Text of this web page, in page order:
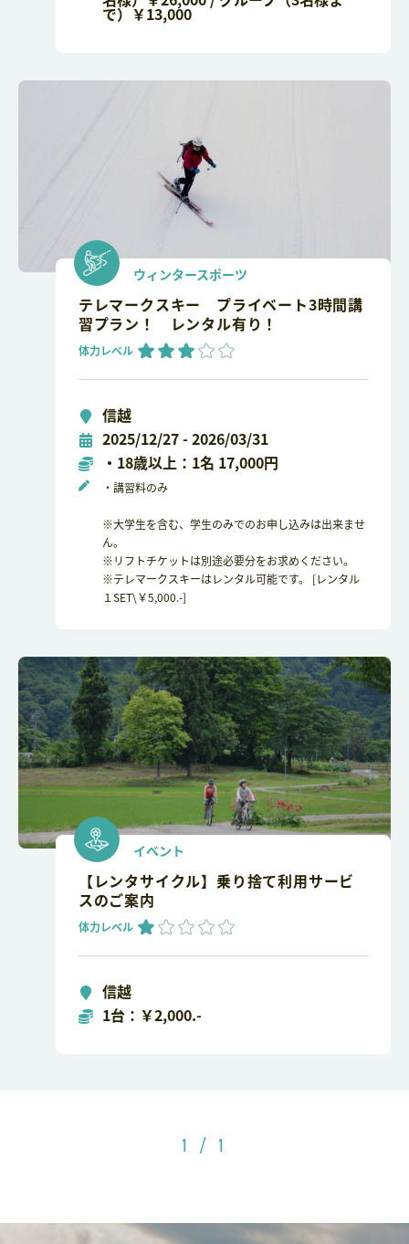
で）￥13,000
ウィンタースポーツ
テレマークスキー プライベート3時間講
習プラン！ レンタル有り！
体力レベル
信越
2025/12/27 - 2026/03/31
・18歳以上：1名 17,000円
・講習料のみ
※大学生を含む、学生のみでのお申し込みは出来ませ
ん。
※リフトチケットは別途必要分をお求めください。
※テレマークスキーはレンタル可能です。 [レンタル
１SET\￥5,000.-]
イベント
【レンタサイクル】乗り捨て利用サービ
スのご案内
体力レベル
信越
1台：￥2,000.-
1 / 1